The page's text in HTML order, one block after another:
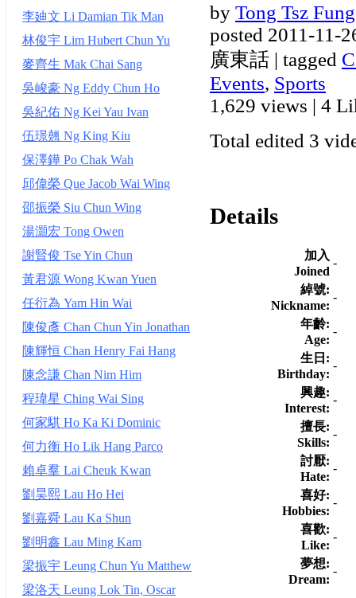
by Tong Tsz Fung
posted 2011-11-
廣東話 | tagged
Events, Sports
1,629 views | 4
Total edited 3
Details
加入
Joined
-
綽號:
Nickname:
-
年齡:
Age:
-
生日:
Birthday:
-
興趣:
Interest:
-
擅長:
Skills:
-
討厭:
Hate:
-
喜好:
Hobbies:
-
喜歡:
Like:
-
夢想:
Dream:
-
李廸文 Li Damian Tik Man
林俊宇 Lim Hubert Chun Yu
麥齊生 Mak Chai Sang
吳峻豪 Ng Eddy Chun Ho
吳紀佑 Ng Kei Yau Ivan
伍璟翹 Ng King Kiu
保澤鏵 Po Chak Wah
邱偉榮 Que Jacob Wai Wing
邵振榮 Siu Chun Wing
湯灝宏 Tong Owen
謝賢俊 Tse Yin Chun
黃君源 Wong Kwan Yuen
任衍為 Yam Hin Wai
陳俊彥 Chan Chun Yin Jonathan
陳輝恒 Chan Henry Fai Hang
陳念謙 Chan Nim Him
程瑋星 Ching Wai Sing
何家騏 Ho Ka Ki Dominic
何力衡 Ho Lik Hang Parco
賴卓羣 Lai Cheuk Kwan
劉昊熙 Lau Ho Hei
劉嘉舜 Lau Ka Shun
劉明鑫 Lau Ming Kam
梁振宇 Leung Chun Yu Matthew
梁洛天 Leung Lok Tin, Oscar